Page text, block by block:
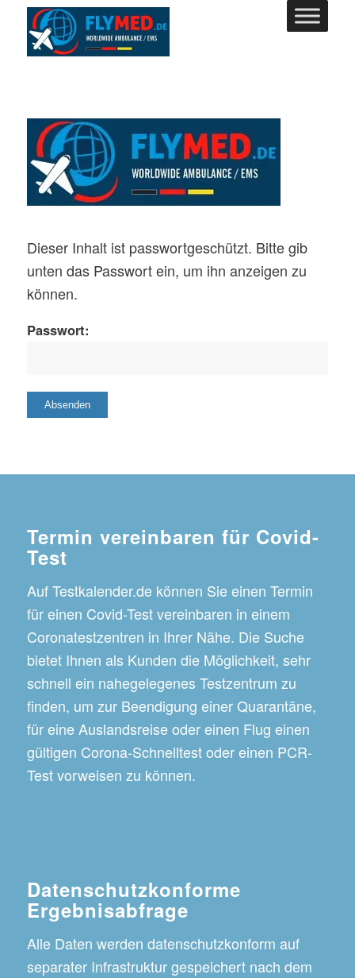
Dieser Inhalt ist passwortgeschützt. Bitte gib
unten das Passwort ein, um ihn anzeigen zu
können.
Passwort:
Termin vereinbaren für Covid-
Test
Auf Testkalender.de können Sie einen Termin
für einen Covid-Test vereinbaren in einem
Coronatestzentren in Ihrer Nähe. Die Suche
bietet Ihnen als Kunden die Möglichkeit, sehr
schnell ein nahegelegenes Testzentrum zu
finden, um zur Beendigung einer Quarantäne,
für eine Auslandsreise oder einen Flug einen
gültigen Corona-Schnelltest oder einen PCR-
Test vorweisen zu können.
Datenschutzkonforme
Ergebnisabfrage
Alle Daten werden datenschutzkonform auf
separater Infrastruktur gespeichert nach dem